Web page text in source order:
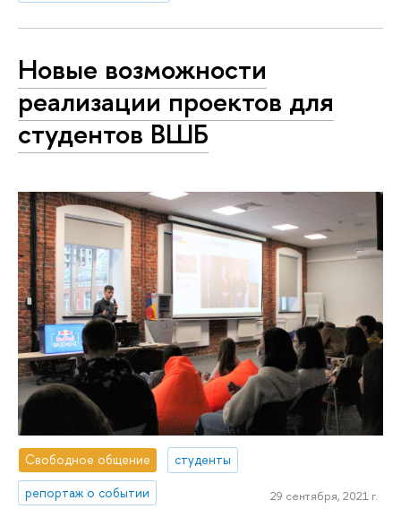
Новые возможности
реализации проектов для
студентов ВШБ
Свободное общение
студенты
репортаж о событии
29 сентября, 2021 г.